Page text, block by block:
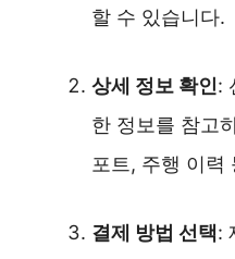
할 수 있습니다.
상세 정보 확인:
한 정보를 참고
포트, 주행 이력
결제 방법 선택: